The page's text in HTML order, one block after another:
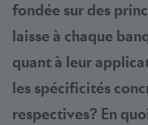
fondée sur des
laisse à chaque
quant à leur
les spécificités
respectives? En